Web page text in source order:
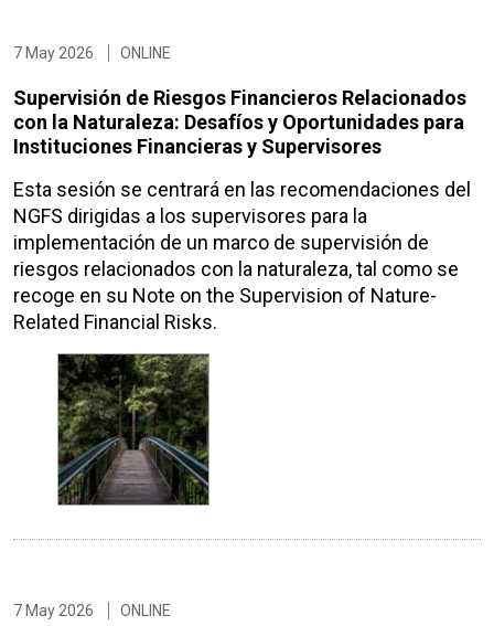
7 May 2026 ONLINE
Supervisión de Riesgos Financieros Relacionados
con la Naturaleza: Desafíos y Oportunidades para
Instituciones Financieras y Supervisores
Esta sesión se centrará en las recomendaciones del
NGFS dirigidas a los supervisores para la
implementación de un marco de supervisión de
riesgos relacionados con la naturaleza, tal como se
recoge en su Note on the Supervision of Nature-
Related Financial Risks.
7 May 2026 ONLINE